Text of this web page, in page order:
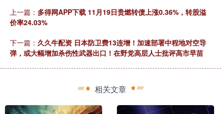
上一篇： 多得网APP下载 11月19日贵燃转债上涨0.36%，转股溢
价率24.03%
下一篇： 久久牛配资 日本防卫费13连增！加速部署中程地对空导
弹，或大幅增加杀伤性武器出口！在野党高层人士批评高市早苗
相关文章